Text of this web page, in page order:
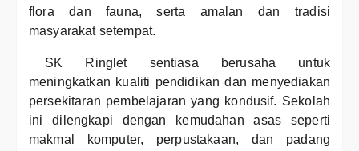
flora dan fauna, serta amalan dan tradisi
masyarakat setempat.
SK Ringlet sentiasa berusaha untuk
meningkatkan kualiti pendidikan dan menyediakan
persekitaran pembelajaran yang kondusif. Sekolah
ini dilengkapi dengan kemudahan asas seperti
makmal komputer, perpustakaan, dan padang